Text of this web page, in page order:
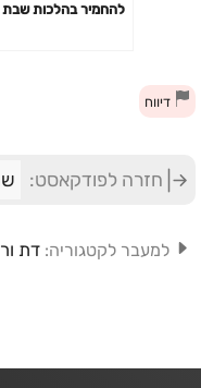
להחמיר בהלכות
דיווח
חזרה לפודקאסט:
למעבר לקטגוריה: דת